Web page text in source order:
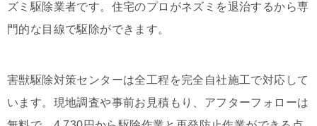
ズミ駆除業者です。住宅のプロがネズミを退治するから専
門的な目線で駆除ができます。
害獣駆除対策センターは全工程を完全自社施工で対応して
います。現地調査や事前お見積もり、アフターフォローは